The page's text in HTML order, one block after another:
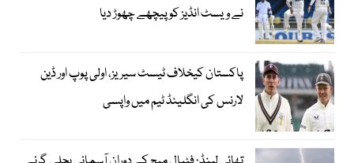
نے ویسٹ انڈیز کو پیچھے چھوڑ دیا
پاکستان کیخلاف ٹیسٹ سیریز، اولی پوپ اور ڈین
لارنس کی انگلینڈ ٹیم میں واپسی